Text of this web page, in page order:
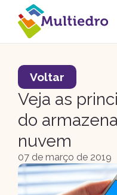
Voltar
Veja as
do
nuvem
07 de março de 2019